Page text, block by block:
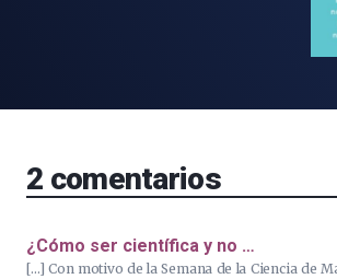
2 comentarios
¿Cómo ser científica y no …
[…] Con motivo de la Semana de la Ciencia de